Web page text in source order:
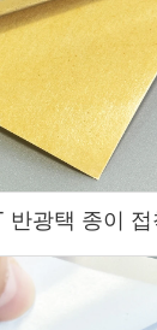
반광택 종이 접